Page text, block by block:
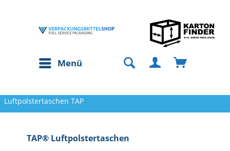
Menü
Luftpolstertaschen TAP
TAP® Luftpolstertaschen